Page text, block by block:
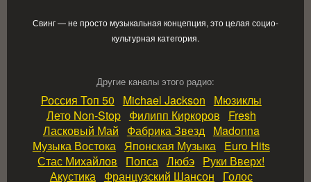
Свинг — не просто музыкальная концепция, это целая социо-
культурная категория.
Другие каналы этого радио:
Россия Топ 50 Michael Jackson
Мюзиклы
Лето Non‑Stop Филипп Киркоров
Fresh
Ласковый Май
Фабрика Звезд Madonna
Музыка Востока Японская Музыка Euro Hits
Стас Михайлов
Попса Любэ Руки Вверх!
Акустика Французский Шансон
Голос